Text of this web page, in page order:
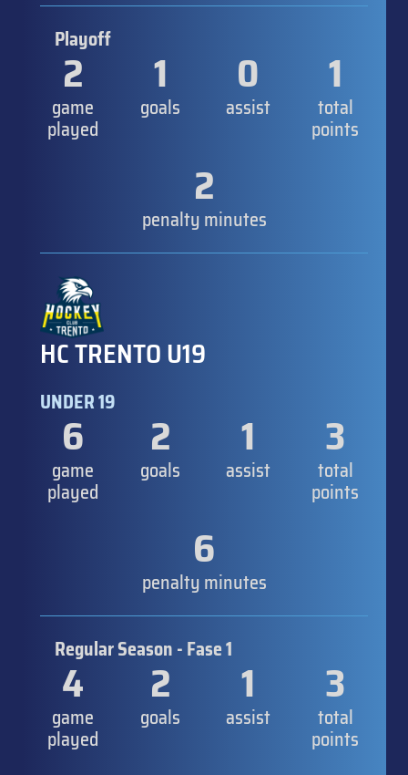
Playoff
2
game
played
1
goals
0
assist
1
total
points
2
penalty minutes
HC TRENTO U19
UNDER 19
6
game
played
2
goals
1
assist
3
total
points
6
penalty minutes
Regular Season - Fase 1
4
game
played
2
goals
1
assist
3
total
points